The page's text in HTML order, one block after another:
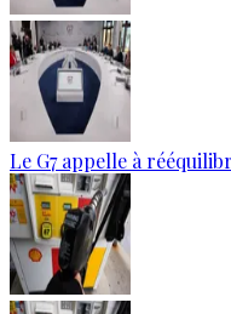
Le G7 appelle à